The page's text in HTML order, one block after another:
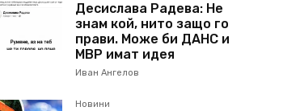
Десислава Радева: Не
знам кой, нито защо го
прави. Може би ДАНС и
МВР имат идея
Иван Ангелов
Новини